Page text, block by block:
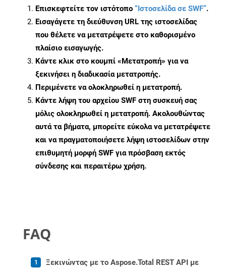
Επισκεφτείτε τον ιστότοπο “Ιστοσελίδα σε SWF”.
Εισαγάγετε τη διεύθυνση URL της ιστοσελίδας
που θέλετε να μετατρέψετε στο καθορισμένο
πλαίσιο εισαγωγής.
Κάντε κλικ στο κουμπί «Μετατροπή» για να
ξεκινήσει η διαδικασία μετατροπής.
Περιμένετε να ολοκληρωθεί η μετατροπή.
Κάντε λήψη του αρχείου SWF στη συσκευή σας
μόλις ολοκληρωθεί η μετατροπή. Ακολουθώντας
αυτά τα βήματα, μπορείτε εύκολα να μετατρέψετε
και να πραγματοποιήσετε λήψη ιστοσελίδων στην
επιθυμητή μορφή SWF για πρόσβαση εκτός
σύνδεσης και περαιτέρω χρήση.
FAQ
Ξεκινώντας με το Aspose.Total REST API με